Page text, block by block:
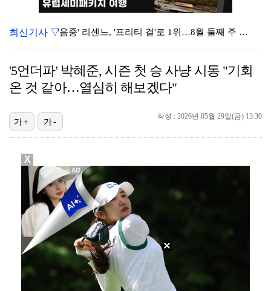
'음중' 리센느, '프리티 걸'로 1위…8월 둘째 주 …
"큰 섭섭함 안겨 미안"…블랙핑크 지수, 10주년 잡음…
생애 첫 승 노리는 강채연·서어진·장은수, 제주삼다수 …
아이들, '톰보이'까지 MV 4억뷰 돌파…통산 3번째 …
[ST포토] 정지효, 퍼터 확인
[ST포토] 전예성, 파세이브로 시작
최신기사 ▽
'5언더파' 박혜준, 시즌 첫 승 사냥 시동 "기회
온 것 같아…열심히 해보겠다"
작성 : 2026년 05월 29일(금) 13:30
가+ 가-
X